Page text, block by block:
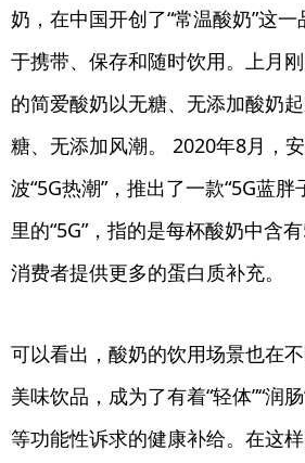
奶，在中国开创了“常温酸奶”这
于携带、保存和随时饮用。上月
的简爱酸奶以无糖、无添加酸奶
糖、无添加风潮。 2020年8月，
波“5G热潮”，推出了一款“5G蓝
里的“5G”，指的是每杯酸奶中含
消费者提供更多的蛋白质补充。
可以看出，酸奶的饮用场景也在
美味饮品，成为了有着“轻体”“润
等功能性诉求的健康补给。在这